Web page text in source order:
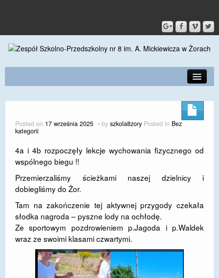
KONTAKT
DLA RODZICÓW I UCZNIÓW
DLA PRACOWNIKÓW
GALERIA
SPORT
DOSTĘPNOŚĆ
POLITYKA PRYWATNOŚCI
RODO
Posted on 17 września 2025 by szkola8zory Posted in Bez
kategorii
4a i 4b rozpoczęły lekcje wychowania fizycznego od
wspólnego biegu !!
Przemierzaliśmy ścieżkami naszej dzielnicy i
dobiegliśmy do Żor.
Tam na zakończenie tej aktywnej przygody czekała
słodka nagroda – pyszne lody na ochłodę.
Ze sportowym pozdrowieniem p.Jagoda i p.Waldek
wraz ze swoimi klasami czwartymi.